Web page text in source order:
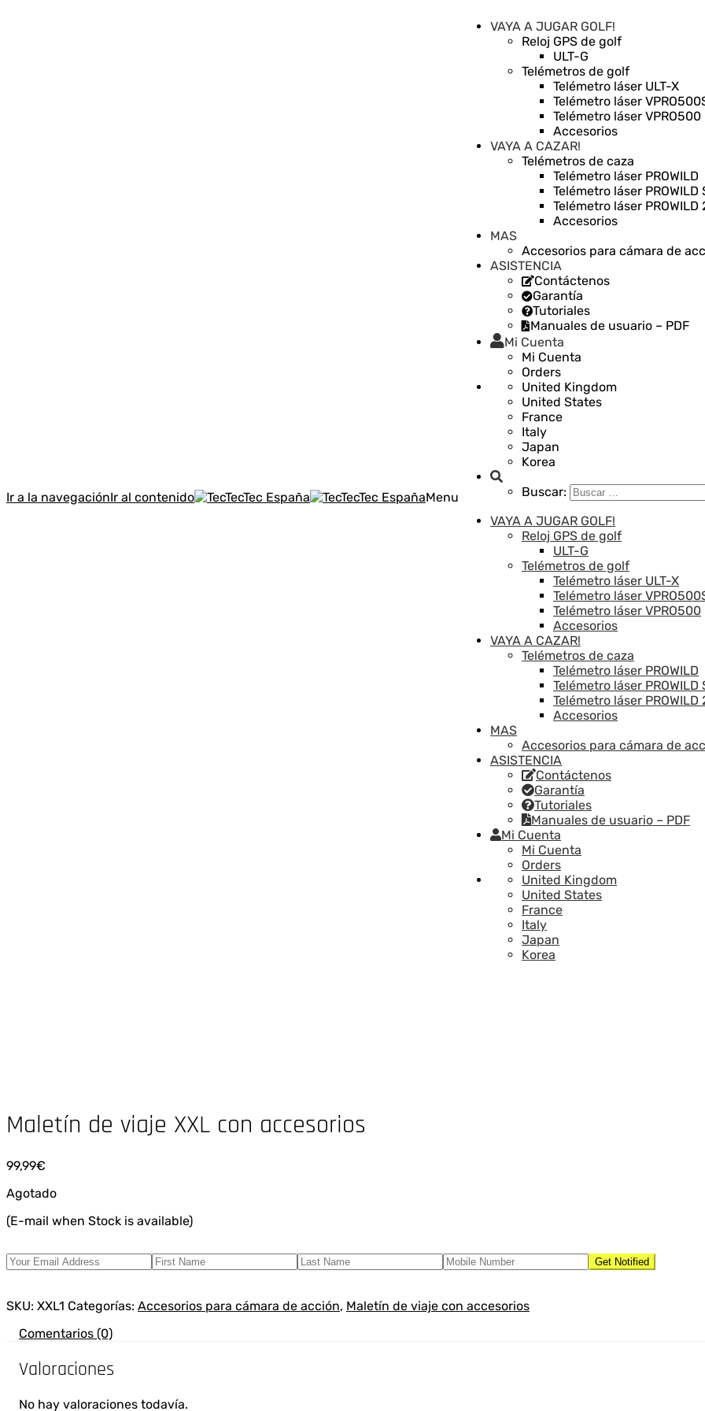
Ir a la navegaciónIr al contenido Menu
VAYA A JUGAR GOLF!
Reloj GPS de golf
ULT-G
Telémetros de golf
Telémetro láser ULT-X
Telémetro láser
Telémetro láser VPRO500
Accesorios
VAYA A CAZAR!
Telémetros de caza
Telémetro láser PROWILD
Telémetro láser PROWILD
Telémetro láser PROWILD
Accesorios
MAS
Accesorios para cámara de
ASISTENCIA
Contáctenos
Garantía
Tutoriales
Manuales de usuario – PDF
Mi Cuenta
Mi Cuenta
Orders
United Kingdom
United States
France
Italy
Japan
Korea
Buscar:
VAYA A JUGAR GOLF!
Reloj GPS de golf
ULT-G
Telémetros de golf
Telémetro láser ULT-X
Telémetro láser
Telémetro láser VPRO500
Accesorios
VAYA A CAZAR!
Telémetros de caza
Telémetro láser PROWILD
Telémetro láser PROWILD
Telémetro láser PROWILD
Accesorios
MAS
Accesorios para cámara de
ASISTENCIA
Contáctenos
Garantía
Tutoriales
Manuales de usuario – PDF
Mi Cuenta
Mi Cuenta
Orders
United Kingdom
United States
France
Italy
Japan
Korea
Maletín de viaje XXL con accesorios
99,99€
Agotado
(E-mail when Stock is available)
SKU: XXL1 Categorías: Accesorios para cámara de acción, Maletín de viaje con accesorios
Comentarios (0)
Valoraciones
No hay valoraciones todavía.